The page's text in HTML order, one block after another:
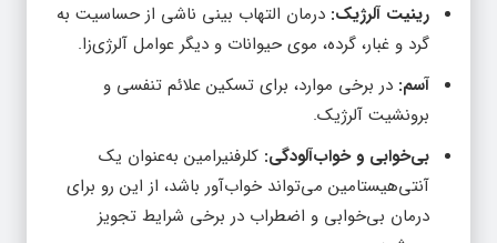
گرد و غبار، گرده، موی حیوانات و دیگر عوامل آلرژی‌زا.
آسم:در برخی موارد، برای تسکین علائم تنفسی و
برونشیت آلرژیک.
بی‌خوابی و خواب‌آلودگی:
آنتی‌هیستامین می‌تواند خواب‌آور باشد، از این رو برای
درمان بی‌خوابی و اضطراب در برخی شرایط تجویز
می‌شود.